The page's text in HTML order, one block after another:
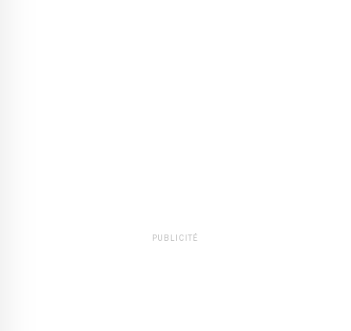
PUBLICITÉ